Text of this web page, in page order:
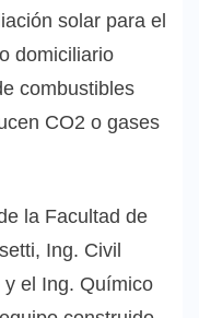
solar para el
domiciliario
combustibles
CO2 o gases
la Facultad de
Ing. Civil
el Ing. Químico